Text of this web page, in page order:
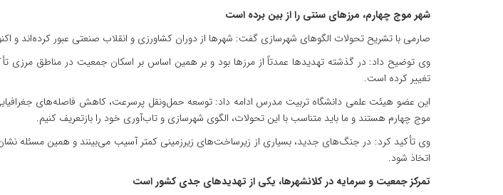
شهر موج چهارم، مرزهای سنتی را از بین برده است
صارمی با تشریح تحولات الگوهای شهرسازی گفت: شهرها از دوران کشاورزی و انقلاب صنعتی عبور کرده‌اند
وی توضیح داد: در گذشته تهدیدها عمدتاً از مرزها بود و بر همین اساس بر اسکان جمعیت در مناطق مرزی
تغییر کرده است.
این عضو هیئت علمی دانشگاه تربیت مدرس ادامه داد: توسعه حمل‌ونقل پرسرعت، کاهش فاصله‌های
موج چهارم هستند و ما باید متناسب با این تحولات، الگوی شهرسازی و تاب‌آوری خود را بازتعریف کنیم.
وی تأکید کرد: در جنگ‌های جدید، بسیاری از زیرساخت‌های زیرزمینی کمتر آسیب می‌بینند و همین مسئله
اتخاذ شود.
تمرکز جمعیت و سرمایه در کلانشهرها، یکی از تهدیدهای جدی کشور است